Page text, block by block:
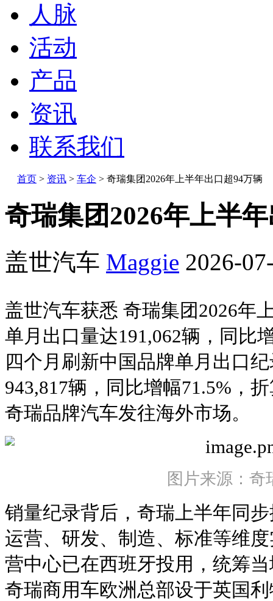
人脉
活动
产品
资讯
联系我们
首页 > 资讯 > 车企 > 奇瑞集团2026年上半年出口超94万辆
奇瑞集团2026年上半
盖世汽车 Maggie 2026-
盖世汽车获悉 奇瑞集团2026年
单月出口量达191,062辆，同比
四个月刷新中国品牌单月出口
943,817辆，同比增幅71.5%，
奇瑞品牌汽车发往海外市场。
图片来源：奇
销量纪录背后，奇瑞上半年同
运营、研发、制造、标准等维
营中心已在西班牙投用，统筹
奇瑞商用车欧洲总部设于英国